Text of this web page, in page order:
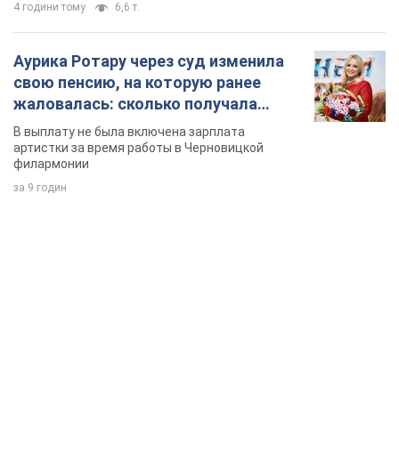
4 години тому 6,6 т.
Аурика Ротару через суд изменила
свою пенсию, на которую ранее
жаловалась: сколько получала
певица
В выплату не была включена зарплата
артистки за время работы в Черновицкой
филармонии
за 9 годин